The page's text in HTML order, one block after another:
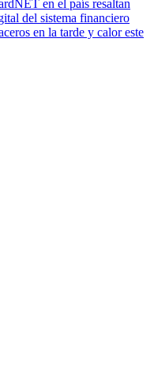
en el país resaltan
del sistema financiero
en la tarde y calor este